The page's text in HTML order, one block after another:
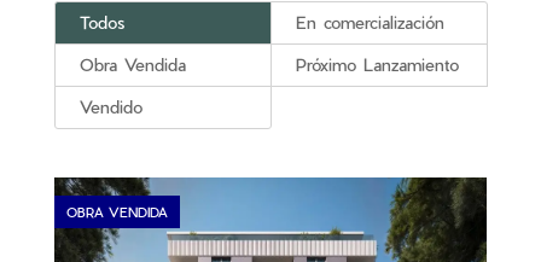
Todos En comercialización
Obra Vendida Próximo Lanzamiento
Vendido
OBRA VENDIDA